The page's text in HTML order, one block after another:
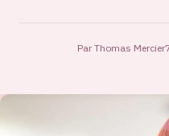
Par Thomas Mercier